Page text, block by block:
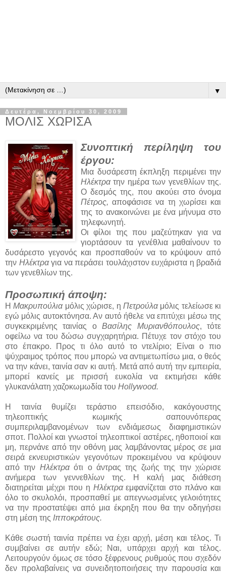
▼
Δευτέρα, Νοεμβρίου 30, 2009
ΜΟΛΙΣ ΧΩΡΙΣΑ
Συνοπτική περίληψη του
έργου:
Μια δυσάρεστη έκπληξη περιμένει την
Ηλέκτρατην ημέρα των γενεθλίων της.
Ο δεσμός της, που ακούει στο όνομα
Πέτρος, αποφάσισε να τη χωρίσει και
της το ανακοινώνει με ένα μήνυμα στο
τηλεφωνητή.
Οι φίλοι της που μαζεύτηκαν για να
γιορτάσουν τα γενέθλια μαθαίνουν το
δυσάρεστο γεγονός και προσπαθούν να το κρύψουν από
την Ηλέκτραγια να περάσει τουλάχιστον ευχάριστα η βραδιά
των γενεθλίων της.
Προσωπική άποψη:
ΗΜακρυπούλιαμόλις χώρισε, η Πετρούλαμόλις τελείωσε κι
εγώ μόλις αυτοκτόνησα. Αν αυτό ήθελε να επιτύχει μέσω της
συγκεκριμένης ταινίας οΒασίλης Μυριανθόπουλος, τότε
οφείλω να του δώσω συγχαρητήρια. Πέτυχε τον στόχο του
στο έπακρο. Προς τι όλο αυτό το ντελίριο; Είναι ο πιο
ψύχραιμος τρόπος που μπορώ να αντιμετωπίσω μια, ο θεός
να την κάνει, ταινία σαν κι αυτή. Μετά από αυτή την εμπειρία,
μπορεί κανείς με πρισσή ευκολία να εκτιμήσει κάθε
γλυκανάλατη χαζοκωμωδία του Hollywood.
Η ταινία θυμίζει τεράστιο επεισόδιο, κακόγουστης
τηλεοπτικής κωμικής σαπουνόπερας
συμπεριλαμβανομένων των ενδιάμεσως διαφημιστικών
σποτ. Πολλοί και γνωστοί τηλεοπτικοί αστέρες, ηθοποιοί και
μη, περνάνε από την οθόνη μας λαμβάνοντας μέρος σε μια
σειρά εκνευριστικών γεγονότων προκειμένου να κρύψουν
από την Ηλέκτραότι ο άντρας της ζωής της την χώρισε
ανήμερα των γεννεθλίων της. Η καλή μας διάθεση
διατηρείται μέχρι που η Ηλέκτραεμφανίζεται στο πλάνο και
όλο το σκυλολόι, προσπαθεί με απεγνωσμένες γελοιότητες
να την προστατέψει από μια έκρηξη που θα την οδηγήσει
στη μέση της Ιπποκράτους.
Κάθε σωστή ταινία πρέπει να έχει αρχή, μέση και τέλος. Τι
συμβαίνει σε αυτήν εδώ; Ναι, υπάρχει αρχή και τέλος.
Λειτουργούν όμως σε τόσο ξέφρενους ρυθμούς που σχεδόν
δεν προλαβαίνεις να συνειδητοποιήσεις την παρουσία και